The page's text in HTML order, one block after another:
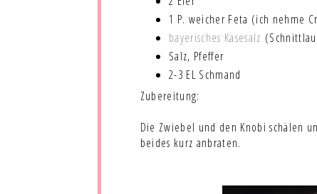
1 P. weicher Feta (ich nehme
bayerisches Käsesalz
Salz, Pfeffer
2-3 EL Schmand
Zubereitung:
Die Zwiebel und den Knobi schälen
beides kurz anbraten.